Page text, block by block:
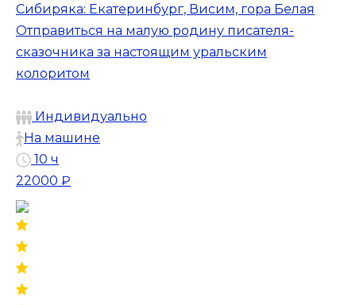
Сибиряка: Екатеринбург, Висим, гора Белая
Отправиться на малую родину писателя-
сказочника за настоящим уральским
колоритом
Индивидуально
На машине
10 ч
22000 ₽